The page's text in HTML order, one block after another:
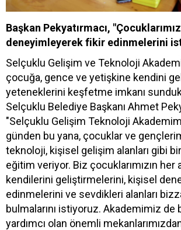
Başkan Pekyatırmacı,
deneyimleyerek fikir edinmelerini
Selçuklu Gelişim ve Teknoloji
çocuğa, gence ve yetişkine kendini
yeteneklerini keşfetme imkanı
Selçuklu Belediye Başkanı Ahmet
"Selçuklu Gelişim Teknoloji
günden bu yana, çocuklar ve
teknoloji, kişisel gelişim alanları gibi
eğitim veriyor. Biz çocuklarımızın her
kendilerini geliştirmelerini, kişisel
edinmelerini ve sevdikleri alanları
bulmalarını istiyoruz. Akademimiz de
yardımcı olan önemli